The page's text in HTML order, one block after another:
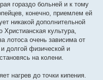
гораздо больней и к тому
конечно, приемлем ей
никакой дополнительной
Христианская культура,
лотоса очень зависима от
долгой физической и
на колени.
нагрев до точки кипения.